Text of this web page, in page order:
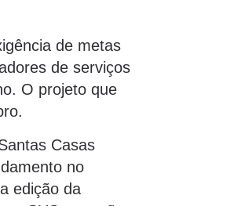
de metas
de serviços
O projeto que
Casas
no
edição da